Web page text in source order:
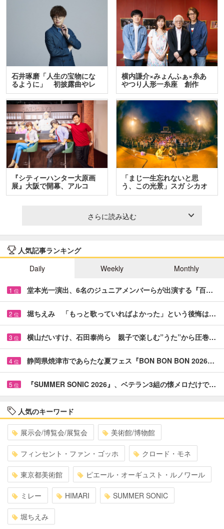
石井琢磨「人生の宝物にな
るように」 初披露曲やレ
ア…
横内謙介×みょんふぁ×糸あ
やつり人形一糸座 創作
人…
『シティーハンター大原画
展』大阪で開幕、アルコ
＆…
「まじ一生忘れないと思
う、この光景」スガ シカオ
と…
さらに読み込む
人気記事ランキング
Daily
Weekly Monthly
1 位 堂本光一演出、6名のジュニアメンバーらが出演する『百…
2 位 堀ちえみ 「もっと歌っていればよかった」という後悔は…
3 位 横山だいすけ、石田泰尚ら 親子で楽しむ”うた”から圧巻…
4 位 静岡県焼津市であらたな夏フェス『BON BON BON 2026…
5 位 『SUMMER SONIC 2026』、ベテラン3組の懐メロだけで…
人気のキーワード
展示会/博覧会/展覧会 美術館/博物館
フィンセント・ファン・ゴッホ クロード・モネ
東京都美術館 ピエール・オーギュスト・ルノワール
ミレー HIMARI SUMMER SONIC
堀ちえみ